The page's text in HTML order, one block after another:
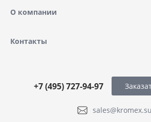
О компании
Контакты
sales@kromex.su
+7 (495) 727-94-97